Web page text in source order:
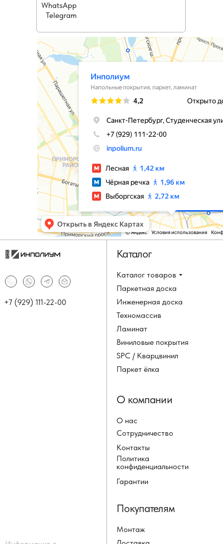
WhatsApp
Telegram
Каталог товаров
Паркетная доска
Инженерная доска
Техномассив
+7 (929) 111-22-00
Каталог
Ламинат
Виниловые покрытия
SPC / Кварцвинил
Паркет ёлка
О нас
Сотрудничество
Контакты
Политика
конфиденциальности
О компании
Монтаж
Покупателям
Гарантии